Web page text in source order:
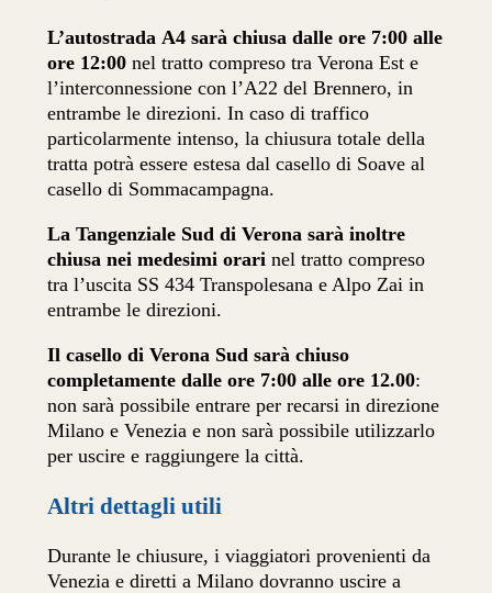
L’autostrada A4 sarà chiusa dalle ore 7:00 alle
ore 12:00nel tratto compreso tra Verona Est e
l’interconnessione con l’A22 del Brennero, in
entrambe le direzioni. In caso di traffico
particolarmente intenso, la chiusura totale della
tratta potrà essere estesa dal casello di Soave al
casello di Sommacampagna.
La Tangenziale Sud di Verona sarà inoltre
chiusa nei medesimi orari nel tratto compreso
tra l’uscita SS 434 Transpolesana e Alpo Zai in
entrambe le direzioni.
Il casello di Verona Sud sarà chiuso
completamente dalle ore 7:00 alle ore 12.00:
non sarà possibile entrare per recarsi in direzione
Milano e Venezia e non sarà possibile utilizzarlo
per uscire e raggiungere la città.
Altri dettagli utili
Durante le chiusure, i viaggiatori provenienti da
Venezia e diretti a Milano dovranno uscire a